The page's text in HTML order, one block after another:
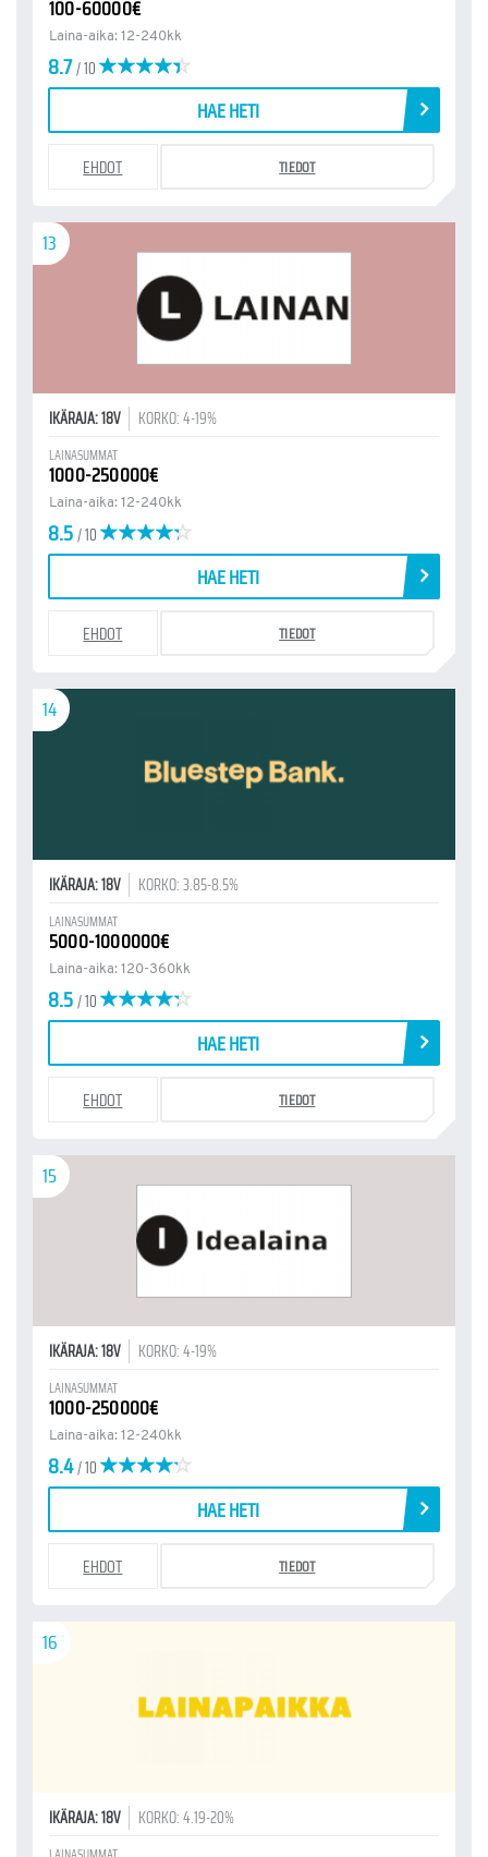
100-60000€
Laina-aika: 12-240kk
8.7/ 10
HAE HETI
EHDOT TIEDOT
13
IKÄRAJA: 18V KORKO: 4-19%
LAINASUMMAT
1000-250000€
Laina-aika: 12-240kk
8.5/ 10
HAE HETI
EHDOT TIEDOT
14
IKÄRAJA: 18V KORKO: 3.85-8.5%
LAINASUMMAT
5000-1000000€
Laina-aika: 120-360kk
8.5/ 10
HAE HETI
EHDOT TIEDOT
15
IKÄRAJA: 18V KORKO: 4-19%
LAINASUMMAT
1000-250000€
Laina-aika: 12-240kk
8.4/ 10
HAE HETI
EHDOT TIEDOT
16
IKÄRAJA: 18V KORKO: 4.19-20%